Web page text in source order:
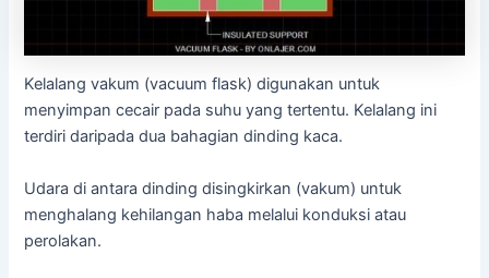
Kelalang vakum (vacuum flask) digunakan untuk
menyimpan cecair pada suhu yang tertentu. Kelalang ini
terdiri daripada dua bahagian dinding kaca.
Udara di antara dinding disingkirkan (vakum) untuk
menghalang kehilangan haba melalui konduksi atau
perolakan.